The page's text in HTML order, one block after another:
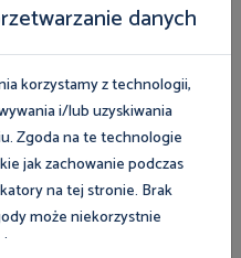
Fundacja Aktywizacji
FAZON, której
Pracodawców Osób
danych
korzystamy z technologii,
i/lub uzyskiwania
Zgoda na te technologie
jak zachowanie podczas
na tej stronie. Brak
może niekorzystnie